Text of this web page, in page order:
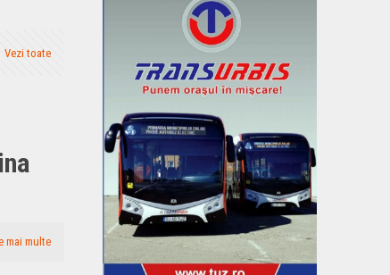
Vezi toate
mai multe